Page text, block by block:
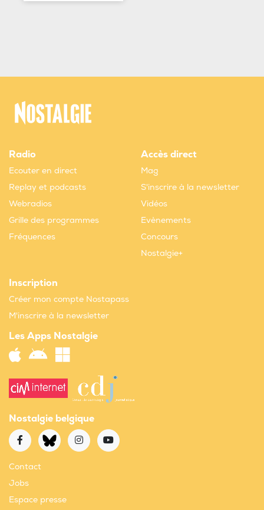
Radio
Ecouter en direct
Replay et podcasts
Webradios
Grille des programmes
Fréquences
Accès direct
Mag
S'inscrire à la newsletter
Vidéos
Evènements
Concours
Nostalgie+
Inscription
Créer mon compte Nostapass
M'inscrire à la newsletter
Les Apps Nostalgie
Nostalgie belgique
Contact
Jobs
Espace presse